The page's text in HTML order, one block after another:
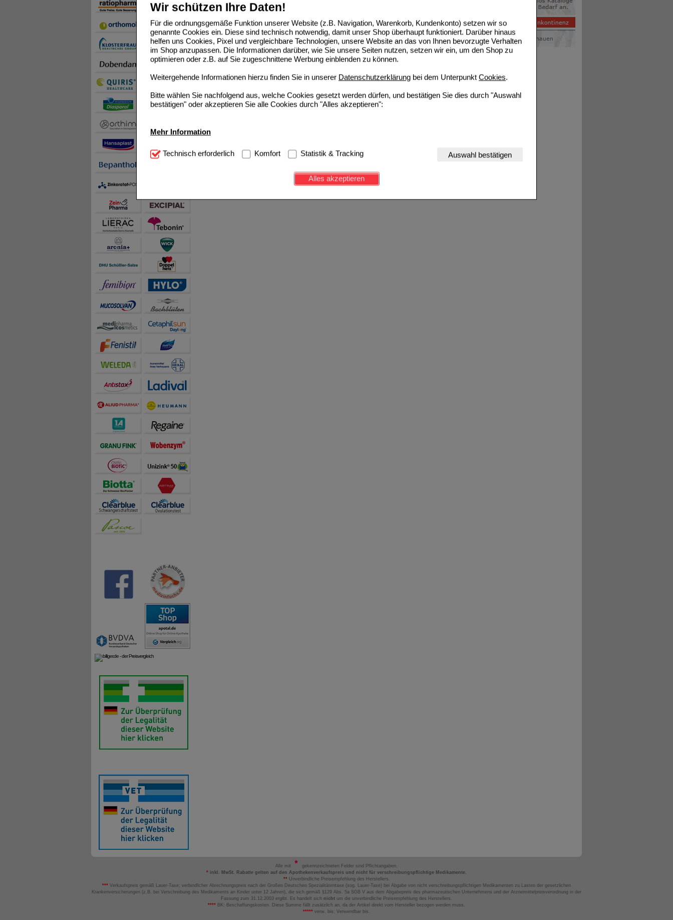
Wir schützen Ihre Daten!
Für die ordnungsgemäße Funktion unserer Website (z.B. Navigation, Warenkorb, Kundenkonto) setzen wir so
genannte Cookies ein. Diese sind technisch notwendig, damit unser Shop überhaupt funktioniert. Darüber hinaus
helfen uns Cookies, Pixel und vergleichbare Technologien, unsere Website an das von Ihnen bevorzugte Verhalten
im Shop anzupassen. Die Informationen darüber, wie Sie unsere Seiten nutzen, setzen wir ein, um den Shop zu
optimieren oder z.B. auf Sie zugeschnittene Werbung einblenden zu können.
Weitergehende Informationen hierzu finden Sie in unserer Datenschutzerklärung bei dem Unterpunkt Cookies.
Bitte wählen Sie nachfolgend aus, welche Cookies gesetzt werden dürfen, und bestätigen Sie dies durch "Auswahl
bestätigen" oder akzeptieren Sie alle Cookies durch "Alles akzeptieren":
Mehr Information
Technisch Notwendig: Hierbei handelt es sich um Cookies, die für die Grundfunktionen unserer Website
notwendig sind (z.B. Navigation, Warenkorb, Kundenkonto), weshalb auf diese nicht verzichtet werden kann.
Diese Cookies werden genutzt um das Einkaufserlebnis noch ansprechender zu gestalten,
beispielsweise für die Wiedererkennung des Besuchers oder unsere Seite an bevorzugte Verhaltensweisen (z.B.
Inhalte anzuzeigen und unser Partnerprogramm zu betreiben.
Statistik & Tracking:
sammeln, mit deren Hilfe wir unsere Website weiter für Sie optimieren können, den Inhalt auf unserer Website aber
auch die Werbung auf Drittseiten möglichst relevant für Sie zu gestalten. Bitte beachten Sie, dass Daten hierfür
teilweise an Dritte wie z.B. Google oder soziale Medien übertragen werden.
Technisch erforderlich Komfort Statistik & Tracking Auswahl bestätigen
Alles akzeptieren
Alle mit
gekennzeichneten Felder sind Pflichtangaben.
* inkl. MwSt. Rabatte gelten auf den Apothekenverkaufspreis und nicht für verschreibungspflichtige Medikamente.
**Unverbindliche Preisempfehlung des Herstellers.
*** Verkaufspreis gemäß Lauer-Taxe; verbindlicher Abrechnungspreis nach der Großen Deutschen Spezialitätentaxe (sog. Lauer-Taxe) bei Abgabe von nicht verschreibungspflichtigen Medikamenten zu Lasten der gesetzlichen
Krankenversicherungen (z.B. bei Verschreibung des Medikaments an Kinder unter 12 Jahren), die sich gemäß §129 Abs. 5a SGB V aus dem Abgabepreis des pharmazeutischen Unternehmens und der Arzneimittelpreisverordnung in der
Fassung zum 31.12.2003 ergibt. Es handelt sich nicht um die unverbindliche Preisempfehlung des Herstellers.
**** BK: Beschaffungskosten. Diese Summe fällt zusätzlich an, da der Artikel direkt vom Hersteller bezogen werden muss.
***** verw. bis: Verwendbar bis.